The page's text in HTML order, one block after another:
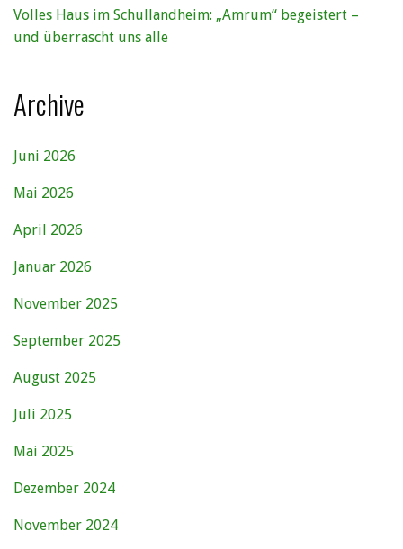
Volles Haus im Schullandheim: „Amrum“ begeistert –
und überrascht uns alle
Archive
Juni 2026
Mai 2026
April 2026
Januar 2026
November 2025
September 2025
August 2025
Juli 2025
Mai 2025
Dezember 2024
November 2024